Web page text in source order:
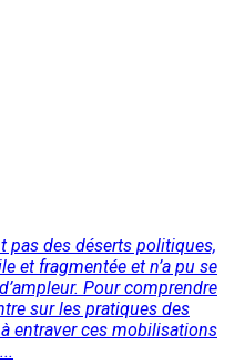
pas des déserts politiques,
et fragmentée et n’a pu se
Pour comprendre
sur les pratiques des
entraver ces mobilisations